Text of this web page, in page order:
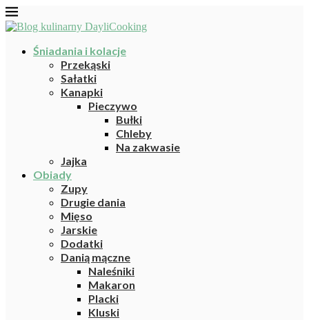
Śniadania i kolacje
Przekąski
Sałatki
Kanapki
Pieczywo
Bułki
Chleby
Na zakwasie
Jajka
Obiady
Zupy
Drugie dania
Mięso
Jarskie
Dodatki
Danią mączne
Naleśniki
Makaron
Placki
Kluski